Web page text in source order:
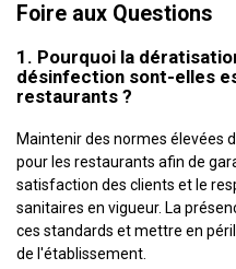
Foire aux Questions
1. Pourquoi la
désinfection sont-elles
restaurants ?
Maintenir des normes élevées
pour les restaurants afin de
satisfaction des clients et le
sanitaires en vigueur. La
ces standards et mettre en
de l'établissement.